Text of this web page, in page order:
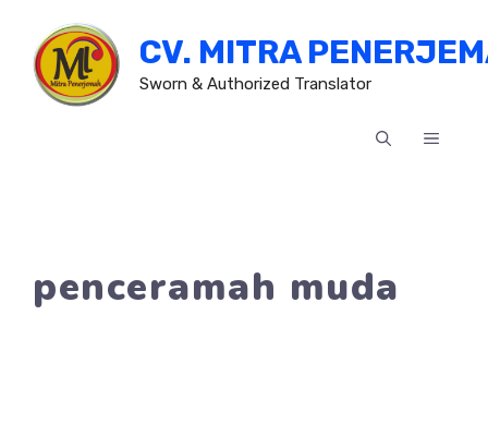
content
CV. MITRA
Sworn & Authorized Translator
MENU
penceramah muda